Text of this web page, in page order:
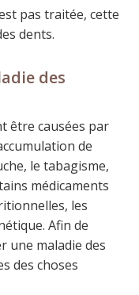
pas traitée, cette
dents.
des
être causées par
de
le tabagisme,
médicaments
les
Afin de
une maladie des
des choses